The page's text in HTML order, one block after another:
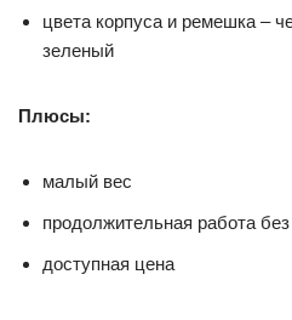
цвета корпуса и ремешка –
зеленый
Плюсы:
малый вес
продолжительная работа
доступная цена